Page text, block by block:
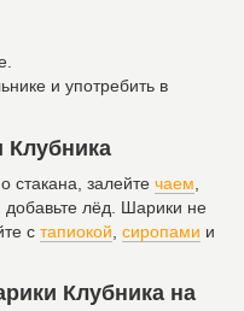
и употребить в
Клубника
стакана, залейте чаем
лёд. Шарики не
с тапиокой сиропами и
Клубника на